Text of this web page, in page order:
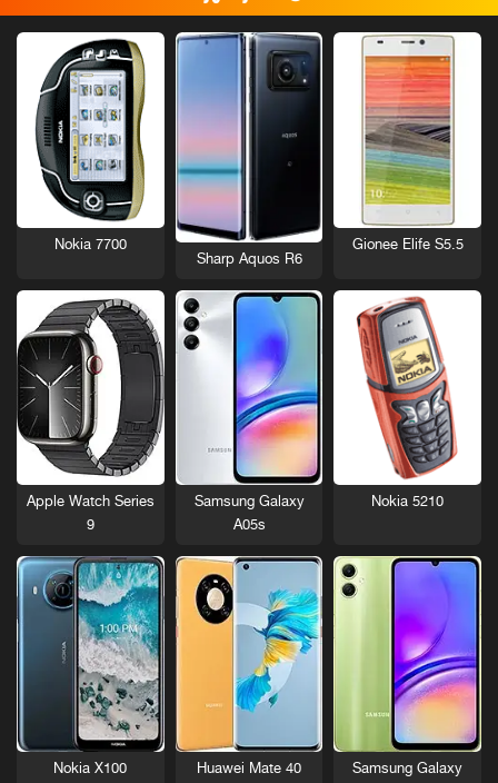
Gionee Elife S5.5
Sharp Aquos R6
Nokia 7700
Nokia 5210
Samsung Galaxy
A05s
Apple Watch Series
9
Samsung Galaxy
Huawei Mate 40
Nokia X100